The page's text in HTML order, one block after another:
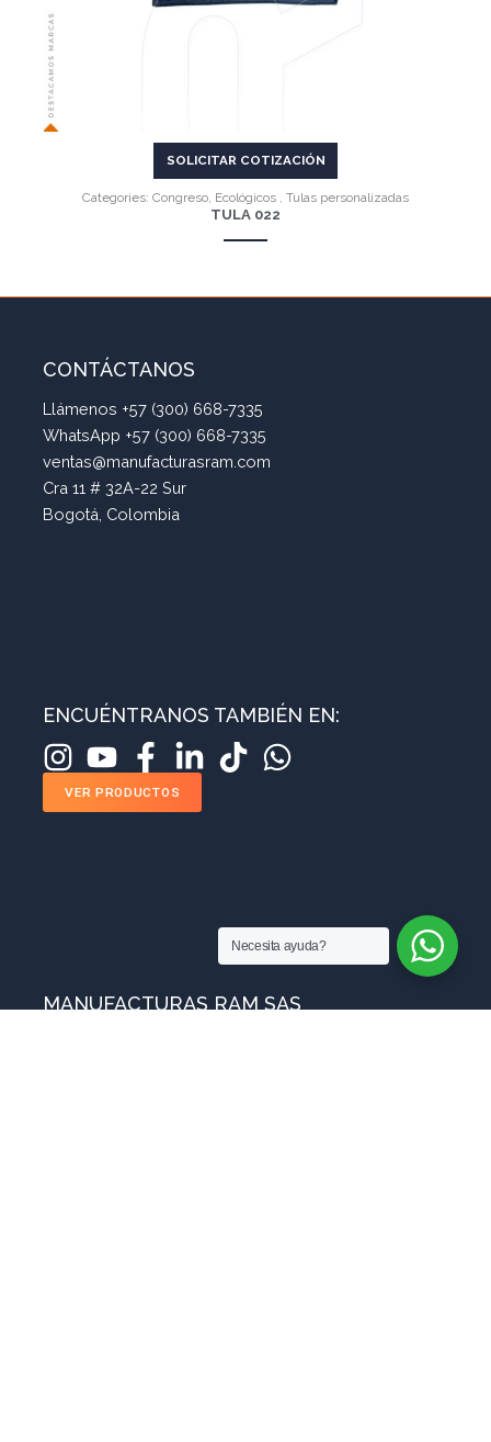
SOLICITAR COTIZACIÓN
Categories: Congreso Ecológicos Tulas personalizadas
TULA 022
CONTÁCTANOS
Llámenos +57 (300) 668-7335
WhatsApp +57 (300) 668-7335
ventas@manufacturasram.com
Cra 11 # 32A-22 Sur
Bogotá, Colombia
ENCUÉNTRANOS TAMBIÉN EN:
VER PRODUCTOS
MANUFACTURAS RAM SAS
Necesita ayuda?